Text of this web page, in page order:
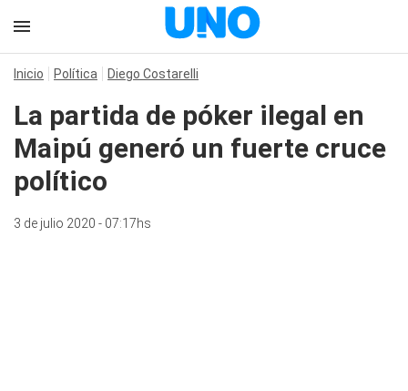
Inicio Política Diego Costarelli
La partida de póker ilegal en
Maipú generó un fuerte cruce
político
3 de julio 2020 - 07:17hs